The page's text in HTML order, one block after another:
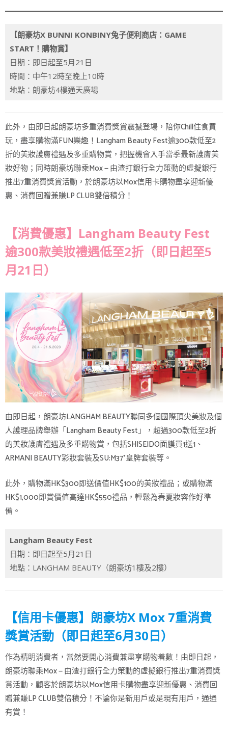
【朗豪坊X BUNNI KONBINY兔子便利商店：GAME
START！購物賞】
日期：即日起至5月21日
時間：中午12時至晚上10時
地點：朗豪坊4樓通天廣場
此外，由即日起朗豪坊多重消費獎賞震撼登場，陪你Chill住食買
玩，盡享購物滿FUN樂趣！Langham Beauty Fest逾300款低至2
折的美妝護膚禮遇及多重購物賞，把握機會入手當季最新護膚美
妝好物；同時朗豪坊聯乘Mox — 由渣打銀行全力策動的虛擬銀行
推出7重消費獎賞活動，於朗豪坊以Mox信用卡購物盡享迎新優
惠、消費回贈兼賺LP CLUB雙倍積分！
【消費優惠】Langham Beauty Fest
逾300款美妝禮遇低至2折（即日起至5
月21日）
由即日起，朗豪坊LANGHAM BEAUTY聯同多個國際頂尖美妝及個
人護理品牌舉辦「Langham Beauty Fest」，超過300款低至2折
的美妝護膚禮遇及多重購物賞，包括SHISEIDO面膜買1送1、
ARMANI BEAUTY彩妝套裝及SU:M37°皇牌套裝等。
此外，購物滿HK$300即送價值HK$100的美妝禮品；或購物滿
HK$1,000即賞價值高達HK$550禮品，輕鬆為春夏妝容作好準
備。
Langham Beauty Fest
日期：即日起至5月21日
地點：LANGHAM BEAUTY（朗豪坊1樓及2樓）
【信用卡優惠】朗豪坊X Mox 7重消費
獎賞活動（即日起至6月30日）
作為精明消費者，當然要開心消費兼盡享購物着數！由即日起，
朗豪坊聯乘Mox — 由渣打銀行全力策動的虛擬銀行推出7重消費獎
賞活動，顧客於朗豪坊以Mox信用卡購物盡享迎新優惠、消費回
贈兼賺LP CLUB雙倍積分！不論你是新用戶或是現有用戶，通通
有賞！